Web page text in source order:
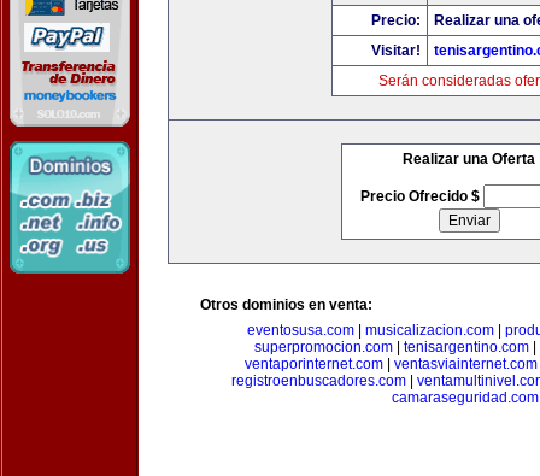
Precio:
Realizar una
Visitar!
Serán consideradas
Realizar una Oferta
Precio Ofrecido $
Otros dominios en venta:
eventosusa.com| musicalizacion.com|
superpromocion.com
tenisargentino.com
ventaporinternet.com
ventasviainternet.com
registroenbuscadores.com
camaraseguridad.com